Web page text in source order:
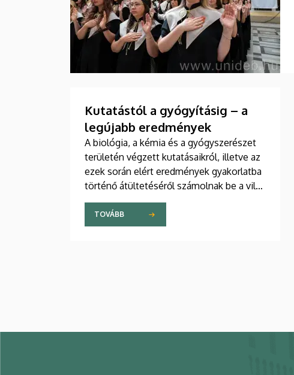
Kutatástól a gyógyításig – a
legújabb eredmények
A biológia, a kémia és a gyógyszerészet
területén végzett kutatásaikról, illetve az
ezek során elért eredmények gyakorlatba
történő átültetéséről számolnak be a világ
számos pontjáról érkezett kutatók a
Debreceni Egyetemen egy csütörtökön
kezdődött háromnapos konferencián. Az
TOVÁBB